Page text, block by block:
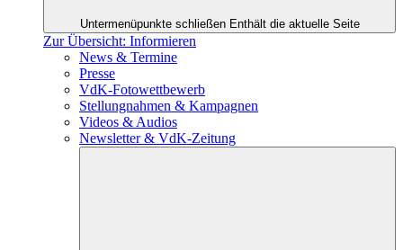
Untermenüpunkte schließen Enthält die aktuelle Seite
Zur Übersicht: Informieren
News & Termine
Presse
VdK-Fotowettbewerb
Stellungnahmen & Kampagnen
Videos & Audios
Newsletter & VdK-Zeitung